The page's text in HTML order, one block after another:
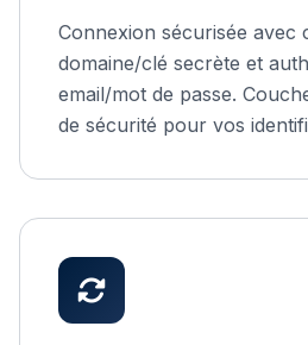
Connexion sécurisée avec
domaine/clé secrète et
email/mot de passe.
de sécurité pour vos